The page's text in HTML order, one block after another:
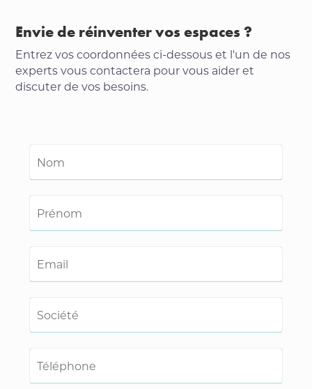
Envie de réinventer vos espaces ?
Entrez vos coordonnées ci-dessous et l'un de nos
experts vous contactera pour vous aider et
discuter de vos besoins.